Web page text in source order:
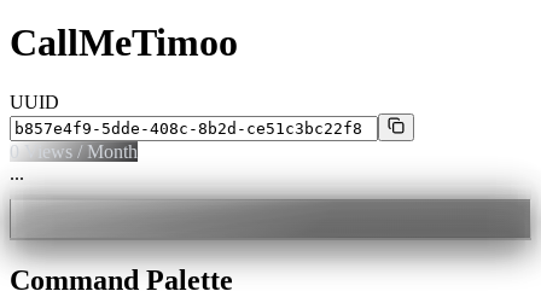
CallMeTimoo
UUID
0 Views / Month
...
Command Palette